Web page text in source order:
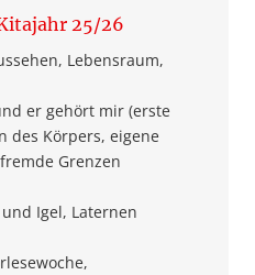
25/26
Lebensraum,
er gehört mir (erste
des Körpers, eigene
Grenzen
Igel, Laternen